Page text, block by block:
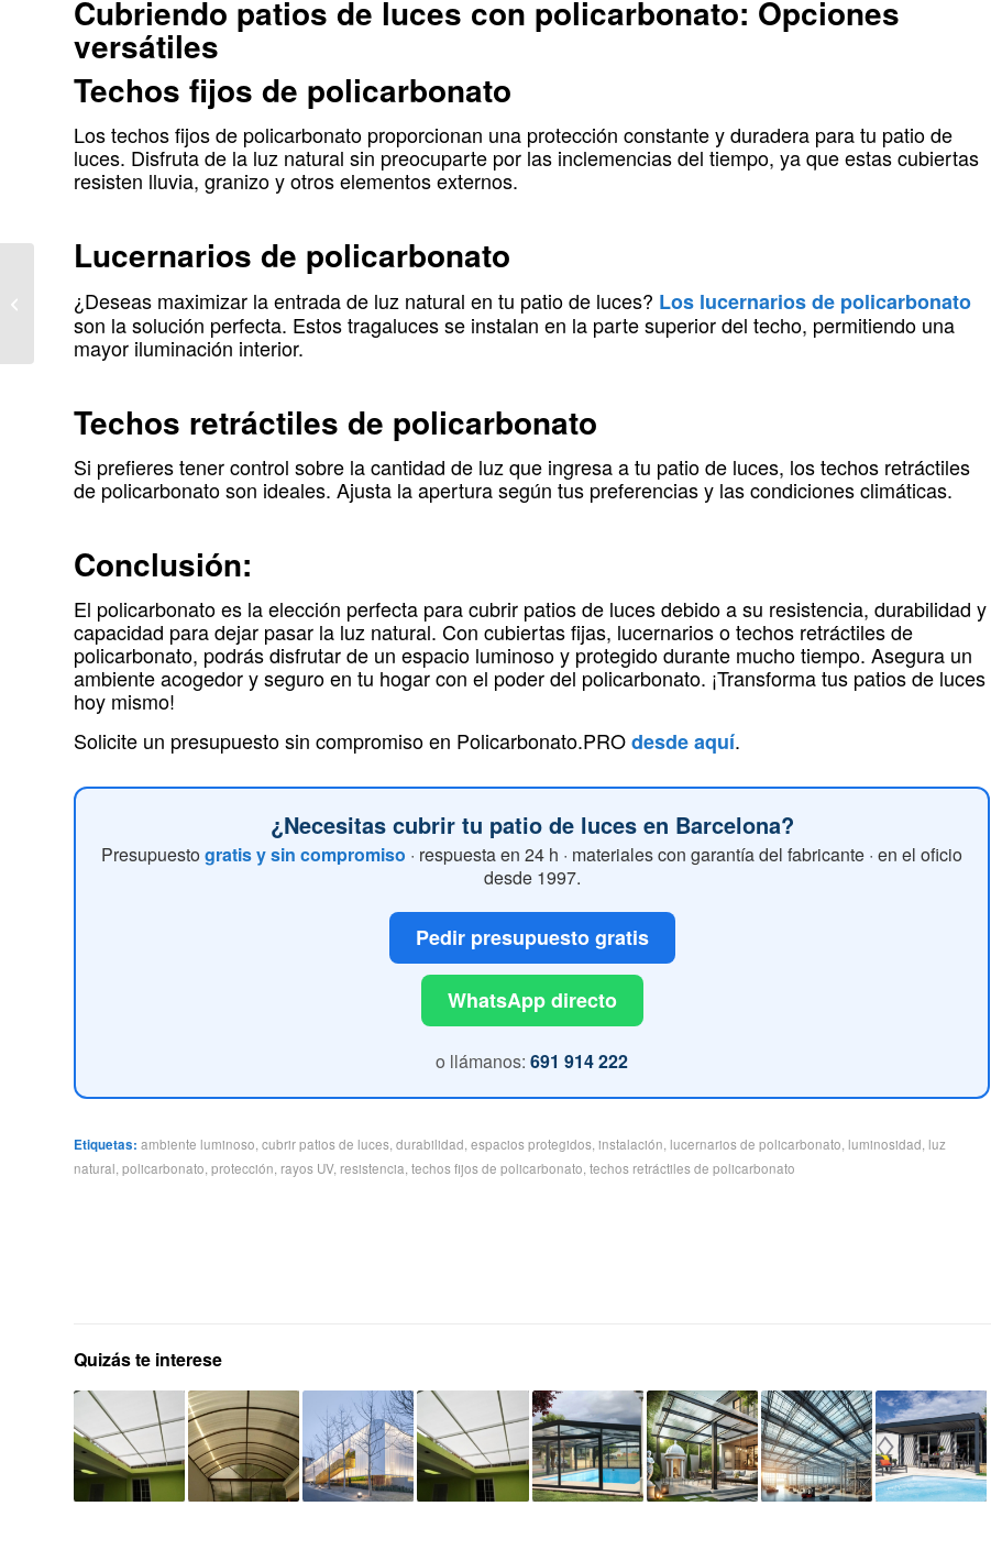
Cubriendo patios de luces con policarbonato: Opciones
versátiles
Techos fijos de policarbonato
Los techos fijos de policarbonato proporcionan una protección constante y duradera para tu patio de
luces. Disfruta de la luz natural sin preocuparte por las inclemencias del tiempo, ya que estas cubiertas
resisten lluvia, granizo y otros elementos externos.
Lucernarios de policarbonato
¿Deseas maximizar la entrada de luz natural en tu patio de luces? Los lucernarios de policarbonato
son la solución perfecta. Estos tragaluces se instalan en la parte superior del techo, permitiendo una
mayor iluminación interior.
Techos retráctiles de policarbonato
Si prefieres tener control sobre la cantidad de luz que ingresa a tu patio de luces, los techos retráctiles
de policarbonato son ideales. Ajusta la apertura según tus preferencias y las condiciones climáticas.
Conclusión:
El policarbonato es la elección perfecta para cubrir patios de luces debido a su resistencia, durabilidad y
capacidad para dejar pasar la luz natural. Con cubiertas fijas, lucernarios o techos retráctiles de
policarbonato, podrás disfrutar de un espacio luminoso y protegido durante mucho tiempo. Asegura un
ambiente acogedor y seguro en tu hogar con el poder del policarbonato. ¡Transforma tus patios de luces
hoy mismo!
Solicite un presupuesto sin compromiso en Policarbonato.PROdesde aquí.
¿Necesitas cubrir tu patio de luces en Barcelona?
Presupuestogratis y sin compromiso · respuesta en 24 h · materiales con garantía del fabricante · en el oficio
desde 1997.
Pedir presupuesto gratis
WhatsApp directo
o llámanos:691 914 222
Etiquetas: ambiente luminoso cubrir patios de luces durabilidad espacios protegidos instalación lucernarios de policarbonato luminosidad luz
natural policarbonato protección rayos UV, resistencia techos fijos de policarbonato techos retráctiles de policarbonato
Quizás te interese
Cubiertas de
policarbonato: Patio de
luces protegido y
luminoso